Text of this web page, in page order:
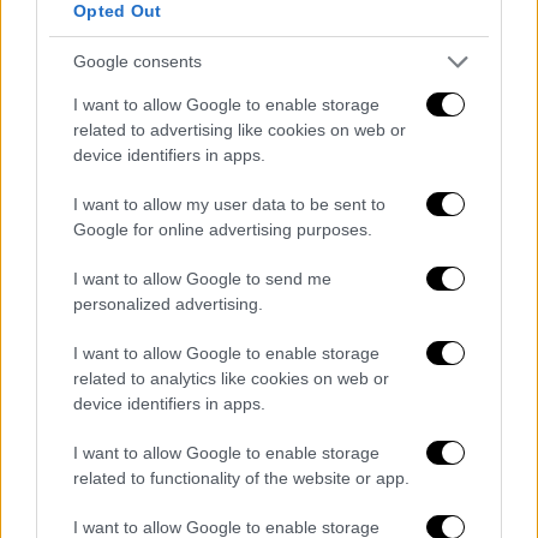
Opted Out
Google consents
I want to allow Google to enable storage
related to advertising like cookies on web or
device identifiers in apps.
I want to allow my user data to be sent to
Google for online advertising purposes.
I want to allow Google to send me
personalized advertising.
I want to allow Google to enable storage
related to analytics like cookies on web or
device identifiers in apps.
I want to allow Google to enable storage
related to functionality of the website or app.
I want to allow Google to enable storage
Το ethnos.gr στα κάμπινγκ της Ελλάδας: Η
λύση για ασφαλείς διακοπές μέσα στην
Το ethnos.gr στα κάμπινγκ της Ελλάδας: Η
λύση για ασφαλείς διακοπές μέσα στην
πανδημία
Διανύοντας την υψηλότερη σεζόν σ’ ότι
αφορά τις διακοπές του κόσμου, οι
πληρότητες στα
κάμπινγκ πανελλαδικά δεν
ξεπερνούν το 50%. Επιπρόσθετα, υπάρχουν